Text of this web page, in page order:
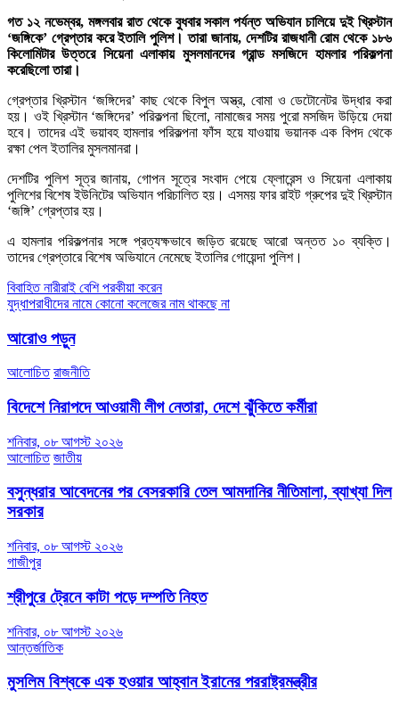
গত ১২ নভেম্বর, মঙ্গলবার রাত থেকে বুধবার সকাল পর্যন্ত অভিযান চালিয়ে দুই খ্রিস্টান
‘জঙ্গিকে’ গ্রেপ্তার করে ইতালি পুলিশ। তারা জানায়, দেশটির রাজধানী রোম থেকে ১৮৬
কিলোমিটার উত্তরে সিয়েনা এলাকায় মুসলমানদের গ্রান্ড মসজিদে হামলার পরিকল্পনা
করেছিলো তারা।
গ্রেপ্তার খ্রিস্টান ‘জঙ্গিদের’ কাছ থেকে বিপুল অস্ত্র, বোমা ও ডেটোনেটর উদ্ধার করা
হয়। ওই খ্রিস্টান ‘জঙ্গিদের’ পরিকল্পনা ছিলো, নামাজের সময় পুরো মসজিদ উড়িয়ে দেয়া
হবে। তাদের এই ভয়াবহ হামলার পরিকল্পনা ফাঁস হয়ে যাওয়ায় ভয়ানক এক বিপদ থেকে
রক্ষা পেল ইতালির মুসলমানরা।
দেশটির পুলিশ সূত্র জানায়, গোপন সূত্রে সংবাদ পেয়ে ফ্লোরেন্স ও সিয়েনা এলাকায়
পুলিশের বিশেষ ইউনিটের অভিযান পরিচালিত হয়। এসময় ফার রাইট গ্রুপের দুই খ্রিস্টান
‘জঙ্গি’ গ্রেপ্তার হয়।
এ হামলার পরিকল্পনার সঙ্গে প্রত্যক্ষভাবে জড়িত রয়েছে আরো অন্তত ১০ ব্যক্তি।
তাদের গ্রেপ্তারে বিশেষ অভিযানে নেমেছে ইতালির গোয়েন্দা পুলিশ।
Post
navigation
বিবাহিত নারীরাই বেশি পরকীয়া করেন
যুদ্ধাপরাধীদের নামে কোনো কলেজের নাম থাকছে না
আরোও পড়ুন
আলোচিত রাজনীতি
বিদেশে নিরাপদে আওয়ামী লীগ নেতারা, দেশে ঝুঁকিতে কর্মীরা
শনিবার, ০৮ আগস্ট ২০২৬
আলোচিত জাতীয়
বসুন্ধরার আবেদনের পর বেসরকারি তেল আমদানির নীতিমালা, ব্যাখ্যা দিল
সরকার
শনিবার, ০৮ আগস্ট ২০২৬
গাজীপুর
শ্রীপুরে ট্রেনে কাটা পড়ে দম্পতি নিহত
শনিবার, ০৮ আগস্ট ২০২৬
আন্তর্জাতিক
মুসলিম বিশ্বকে এক হওয়ার আহ্বান ইরানের পররাষ্ট্রমন্ত্রীর